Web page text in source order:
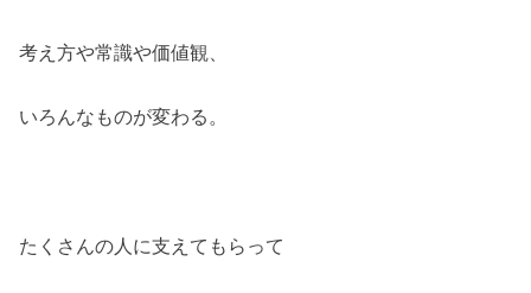
考え方や常識や価値観、
いろんなものが変わる。
たくさんの人に支えてもらって